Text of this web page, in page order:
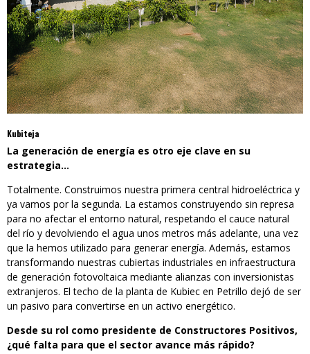
Kubiteja
La generación de energía es otro eje clave en su
estrategia…
Totalmente. Construimos nuestra primera central hidroeléctrica y
ya vamos por la segunda. La estamos construyendo sin represa
para no afectar el entorno natural, respetando el cauce natural
del río y devolviendo el agua unos metros más adelante, una vez
que la hemos utilizado para generar energía. Además, estamos
transformando nuestras cubiertas industriales en infraestructura
de generación fotovoltaica mediante alianzas con inversionistas
extranjeros. El techo de la planta de Kubiec en Petrillo dejó de ser
un pasivo para convertirse en un activo energético.
Desde su rol como presidente de Constructores Positivos,
¿qué falta para que el sector avance más rápido?